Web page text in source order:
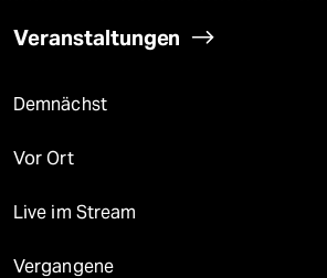
Veranstaltungen
Demnächst
Vor Ort
Live im Stream
Vergangene